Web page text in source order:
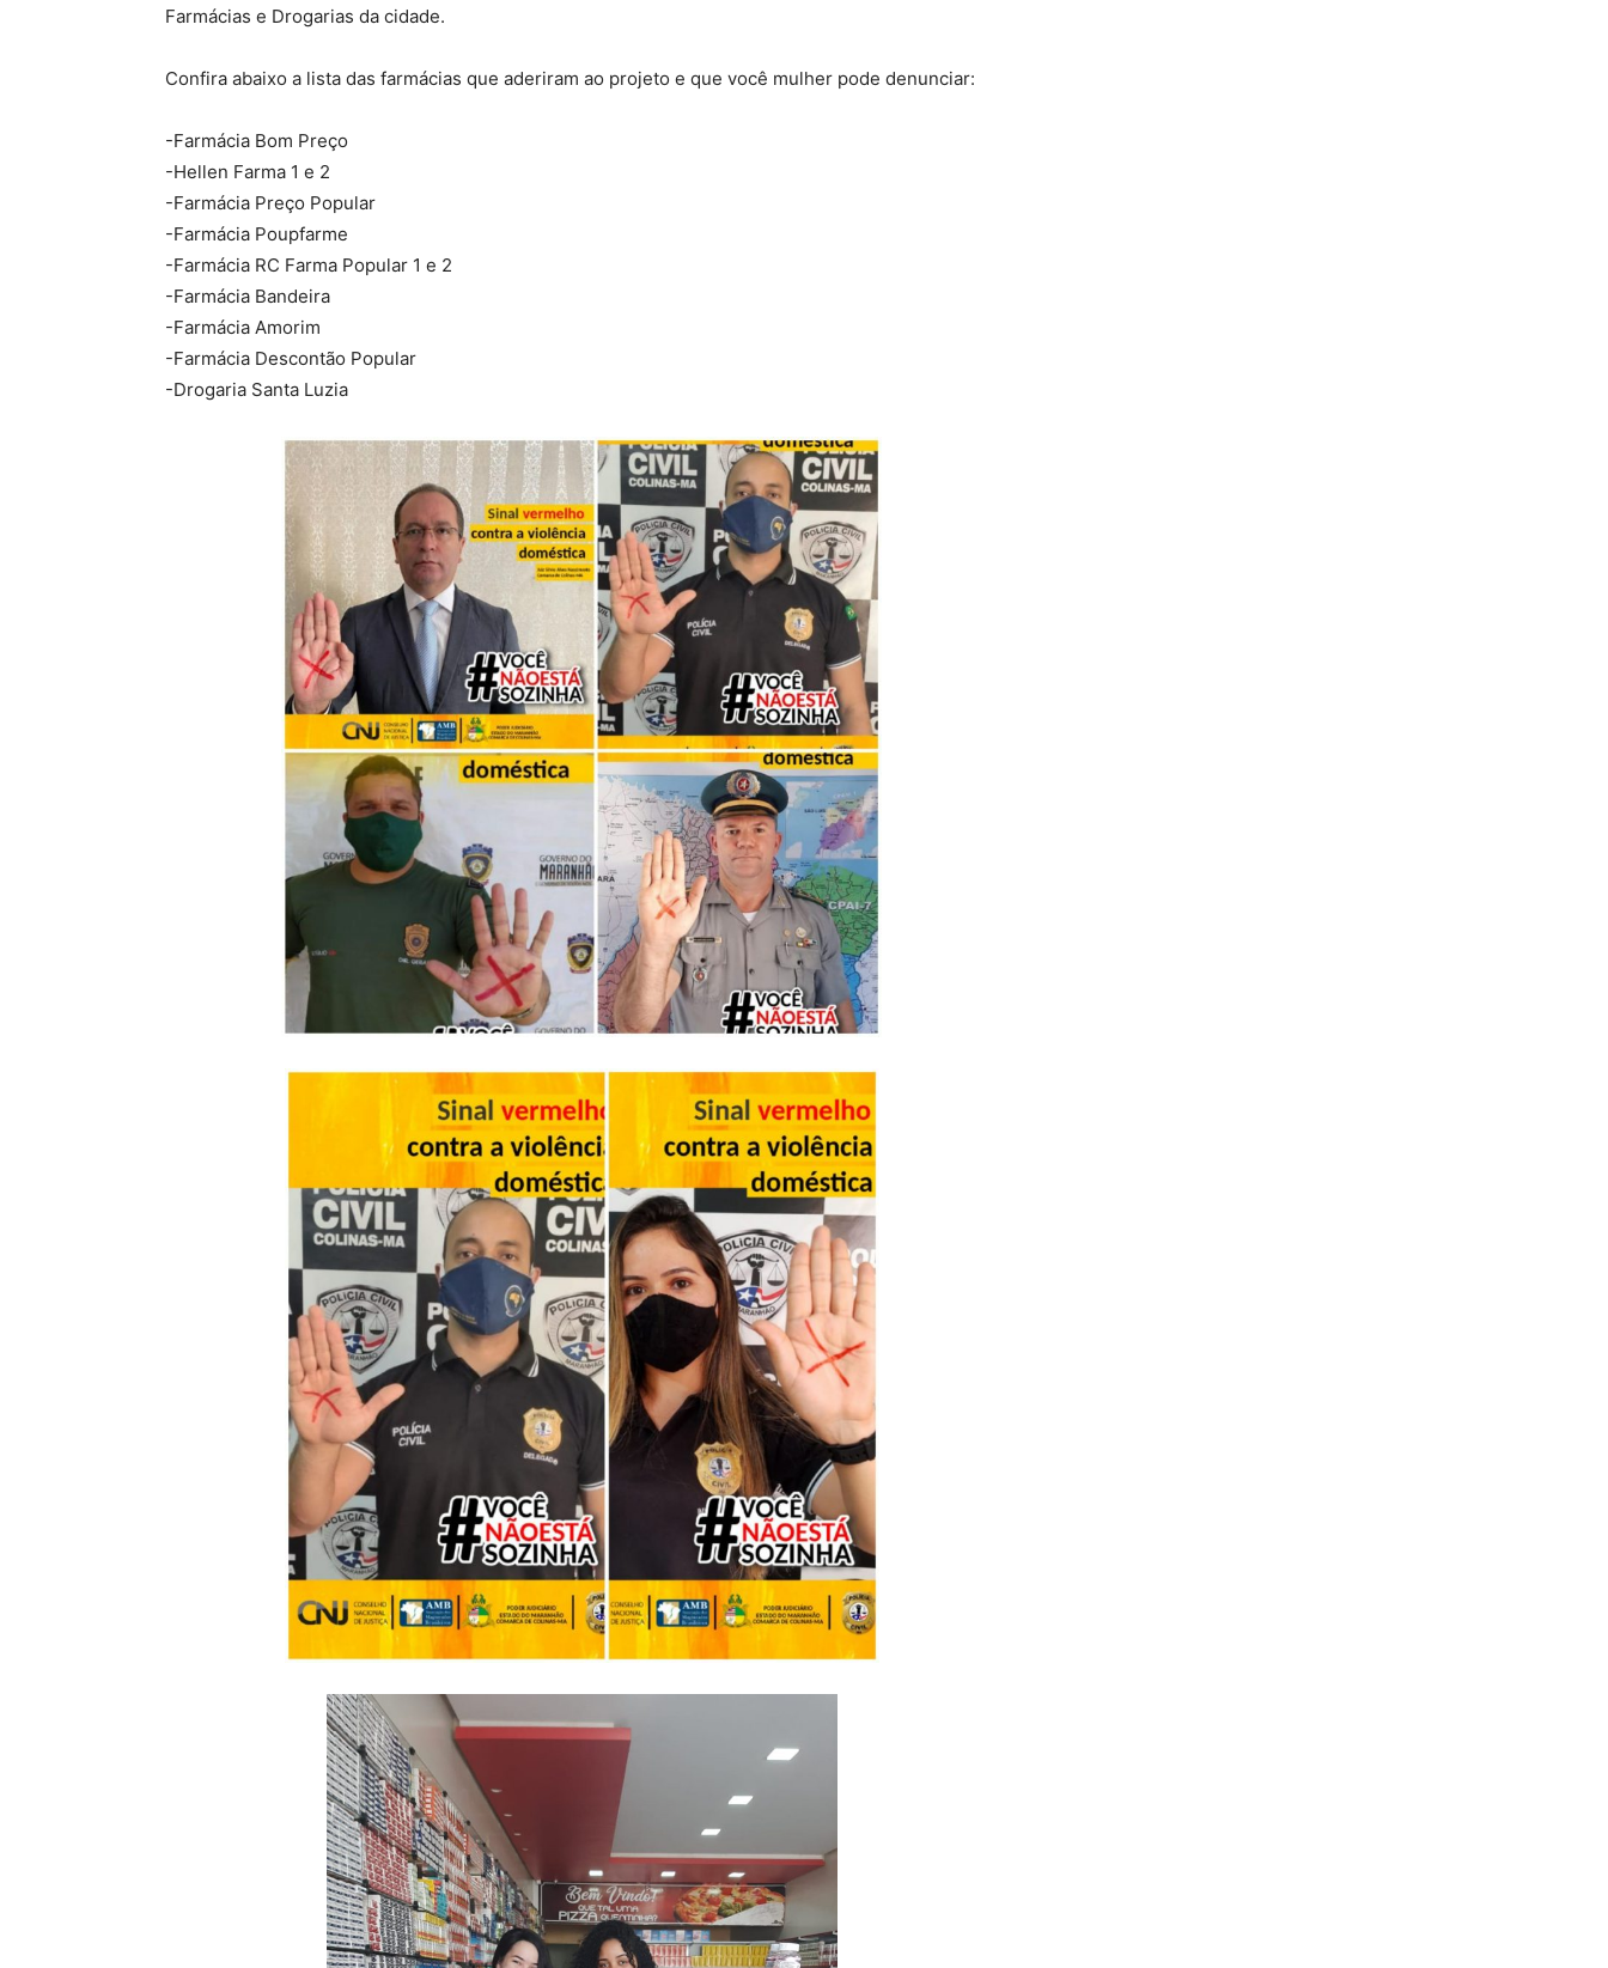
Farmácias e Drogarias da cidade.
Confira abaixo a lista das farmácias que aderiram ao projeto e que você mulher pode denunciar:
-Farmácia Bom Preço
-Hellen Farma 1 e 2
-Farmácia Preço Popular
-Farmácia Poupfarme
-Farmácia RC Farma Popular 1 e 2
-Farmácia Bandeira
-Farmácia Amorim
-Farmácia Descontão Popular
-Drogaria Santa Luzia